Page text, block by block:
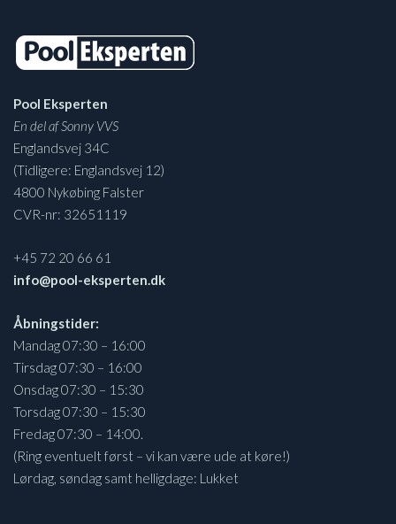
Pool Eksperten
En del af Sonny VVS
Englandsvej 34C
(Tidligere: Englandsvej 12)
4800 Nykøbing Falster
CVR-nr: 32651119
+45 72 20 66 61
info@pool-eksperten.dk
Åbningstider:
Mandag 07:30 – 16:00
Tirsdag 07:30 – 16:00
Onsdag 07:30 – 15:30
Torsdag 07:30 – 15:30
Fredag 07:30 – 14:00.
(Ring eventuelt først – vi kan være ude at køre!)
Lørdag, søndag samt helligdage: Lukket